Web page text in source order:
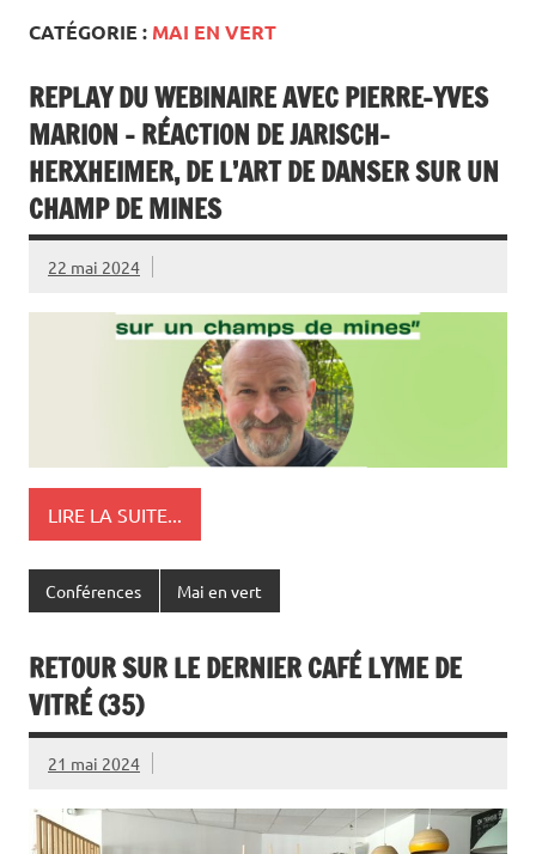
CATÉGORIE : MAI EN VERT
REPLAY DU WEBINAIRE AVEC PIERRE-YVES
MARION – RÉACTION DE JARISCH-
HERXHEIMER, DE L’ART DE DANSER SUR UN
CHAMP DE MINES
22 mai 2024
LIRE LA SUITE...
Conférences Mai en vert
RETOUR SUR LE DERNIER CAFÉ LYME DE
VITRÉ (35)
21 mai 2024